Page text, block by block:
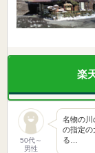
楽
50代～
男性
名物の川
の指定の
る…